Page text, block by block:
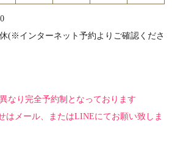
(※インターネット予約よりご確認くださ
なり完全予約制となっております
はメール、またはLINEにてお願い致しま